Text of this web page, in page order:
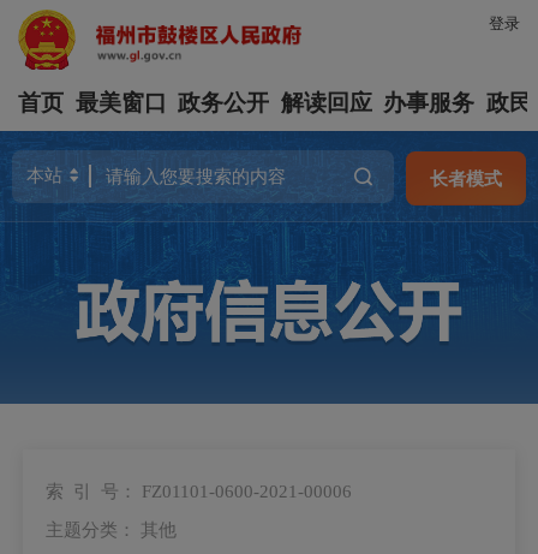
登录
首页 最美窗口 政务公开 解读回应 办事服务 政民
长者模式
索 引 号： FZ01101-0600-2021-00006
主题分类： 其他